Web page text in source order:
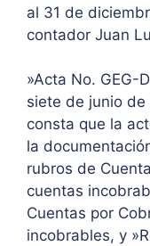
al 31 de
contador Juan
»Acta No. GEG-
siete de junio
consta que la
la
rubros de
cuentas
Cuentas por
incobrables, y